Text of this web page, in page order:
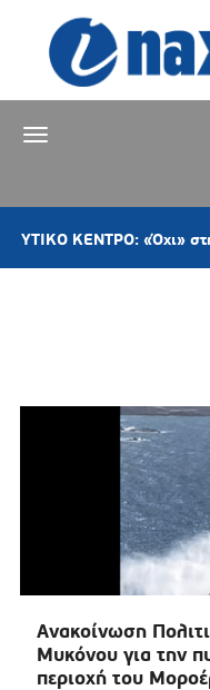
«Όχι» στην
Ανακοίνωση
Μυκόνου για την
περιοχή του